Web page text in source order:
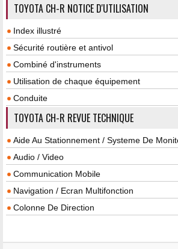
TOYOTA CH-R NOTICE D'UTILISATION
Index illustré
Sécurité routière et antivol
Combiné d'instruments
Utilisation de chaque équipement
Conduite
TOYOTA CH-R REVUE TECHNIQUE
Aide Au Stationnement / Systeme De
Audio / Video
Communication Mobile
Navigation / Ecran Multifonction
Colonne De Direction